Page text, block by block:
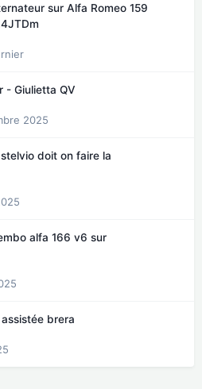
sur Alfa Romeo 159
- Giulietta QV
2025
doit on faire la
alfa 166 v6 sur
brera